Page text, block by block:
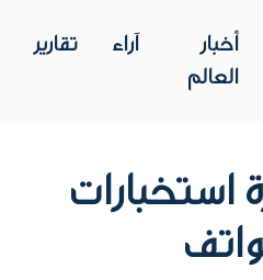
أخبار
العالم
آراء تقارير
استخبارات